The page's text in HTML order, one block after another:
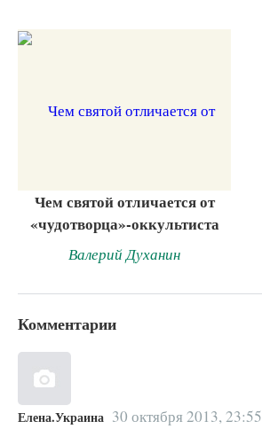
Чем святой отличается от
«чудотворца»-оккультиста
Валерий Духанин
Комментарии
Елена.Украина 30 октября 2013, 23:55